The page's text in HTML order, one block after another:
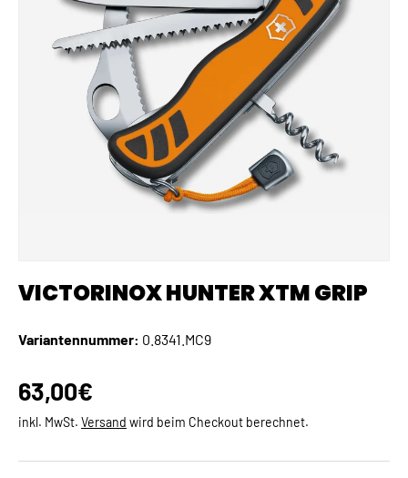
VICTORINOX HUNTER XTM GRIP
Variantennummer: 0.8341.MC9
Normaler Preis
63,00€
inkl. MwSt. Versand wird beim Checkout berechnet.